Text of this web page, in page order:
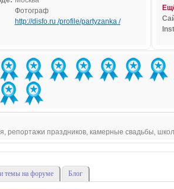
Фотограф
http://disfo.ru /profile/partyzanka /
репортажи праздников, камерные свадьбы,
темы на форуме Блог